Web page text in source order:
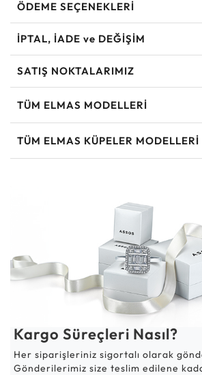
ÖDEME SEÇENEKLERİ
İPTAL, İADE ve DEĞİŞİM
SATIŞ NOKTALARIMIZ
TÜM ELMAS MODELLERI
TÜM ELMAS KÜPELER MODELLERI
Kargo Süreçleri Nasıl?
Her siparişleriniz sigortalı olarak
Gönderilerimiz size teslim edilene